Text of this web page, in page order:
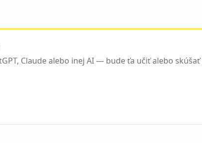
Claude alebo inej AI — bude ťa učiť alebo skúšať